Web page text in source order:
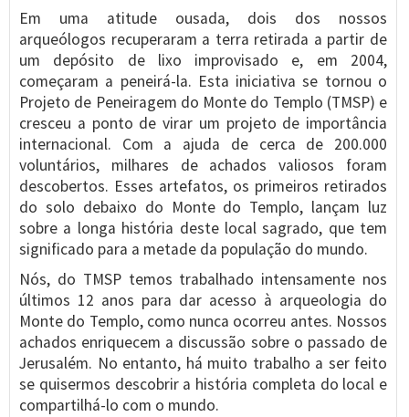
Em uma atitude ousada, dois dos nossos
arqueólogos recuperaram a terra retirada a partir de
um depósito de lixo improvisado e, em 2004,
começaram a peneirá-la. Esta iniciativa se tornou o
Projeto de Peneiragem do Monte do Templo (TMSP) e
cresceu a ponto de virar um projeto de importância
internacional. Com a ajuda de cerca de 200.000
voluntários, milhares de achados valiosos foram
descobertos. Esses artefatos, os primeiros retirados
do solo debaixo do Monte do Templo, lançam luz
sobre a longa história deste local sagrado, que tem
significado para a metade da população do mundo.
Nós, do TMSP temos trabalhado intensamente nos
últimos 12 anos para dar acesso à arqueologia do
Monte do Templo, como nunca ocorreu antes. Nossos
achados enriquecem a discussão sobre o passado de
Jerusalém. No entanto, há muito trabalho a ser feito
se quisermos descobrir a história completa do local e
compartilhá-lo com o mundo.